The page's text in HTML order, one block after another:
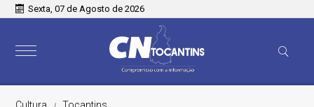
Sexta, 07 de Agosto de 2026